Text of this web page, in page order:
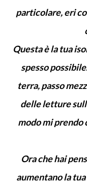
particolare, eri
Questa è la tua
spesso
terra, passo
delle letture
modo mi prendo
Ora che hai
aumentano la